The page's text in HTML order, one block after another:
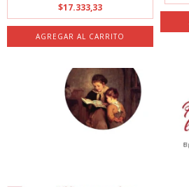
$17.333,33